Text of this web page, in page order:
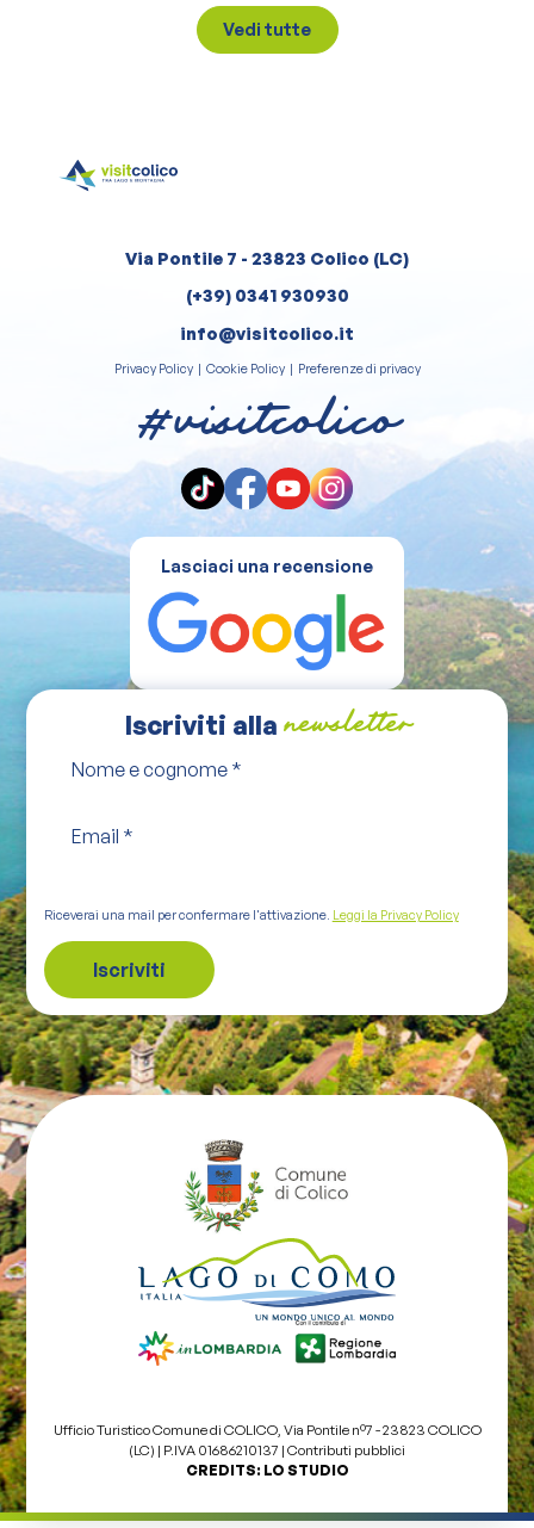
Vedi tutte
Via Pontile 7 - 23823 Colico (LC)
(+39) 0341 930930
info@visitcolico.it
Privacy Policy| Cookie Policy| Preferenze di privacy
#visitcolico
Lasciaci una recensione
Iscriviti alla newsletter
Nome e cognome *
Email *
Riceverai una mail per confermare l'attivazione. Leggi la Privacy Policy
Ufficio Turistico Comune di COLICO, Via Pontile nº7 - 23823 COLICO
(LC) | P.IVA 01686210137 | Contributi pubblici
CREDITS: LO STUDIO